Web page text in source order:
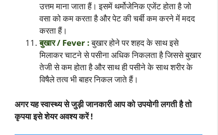
उत्तम माना जाता हैं। इसमें थर्मोजेनिक एजेंट होता है जो
वसा को कम करता है और पेट की चर्बी कम करने में मदद
करता हैं।
बुखार / Fever :बुखार होने पर शहद के साथ इसे
मिलाकर चाटने से पसीना अधिक निकलता है जिससे बुखार
तेजी से कम होता है और साथ ही पसीने के साथ शरीर के
विषैले तत्व भी बाहर निकल जाते हैं।
अगर यह स्वास्थ्य से जुड़ी जानकारी आप को उपयोगी लगती है तो
कृपया इसे शेयर अवश्य करें !